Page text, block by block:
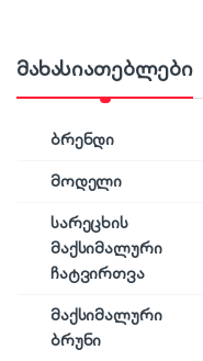
მახასიათებლები
ბრენდი
მოდელი
სარეცხის
მაქსიმალური
ჩატვირთვა
მაქსიმალური
ბრუნი